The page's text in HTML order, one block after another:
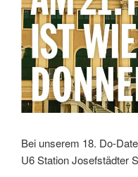
Bei unserem 18. Do-
U6 Station Josefstädter